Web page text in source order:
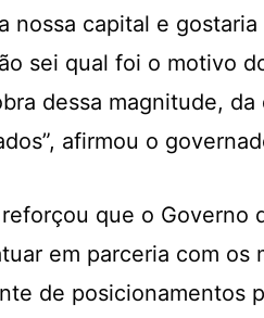
nossa capital e
sei qual foi o motivo
dessa magnitude,
afirmou o
que o Governo
em parceria com os
de posicionamentos